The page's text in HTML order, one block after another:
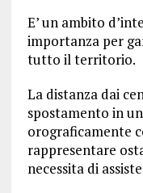
E’ un ambito
importanza per
tutto il territorio.
La distanza dai
spostamento in
orograficamente
rappresentare
necessita di